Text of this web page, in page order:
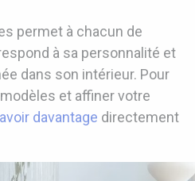
permet à chacun de
à sa personnalité et
dans son intérieur. Pour
et affiner votre
davantage directement